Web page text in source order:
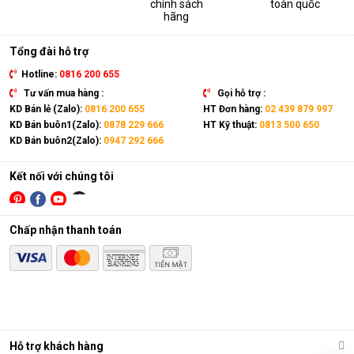
thiết bị. Sản phẩm có kích thước gọn nhẹ, kết hợp cùng bánh
xe và tay cầm nên có thể dễ dàng di chuyển tới mọi vị trí trong
Các chức năng chính của máy bao gồm: Làm lạnh, quạt gió,
chính sách
hãng
toàn quốc
Tổng đài hỗ trợ
Hotline: 0816 200 655
Tư vấn mua hàng :
KD Bán lẻ (Zalo): 0816 200 655
KD Bán buôn1(Zalo): 0878 229 666
KD Bán buôn2(Zalo): 0947 292 666
Gọi hỗ trợ :
HT Đơn hàng: 02 439 879 997
HT Kỹ thuật: 0813 500 650
Hỗ trợ khách hàng
Kết nối với chúng tôi
Chấp nhận thanh toán